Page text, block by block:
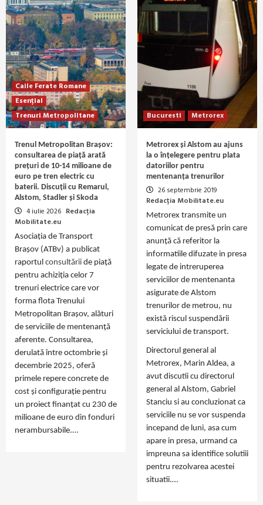
Caile Ferate Romane
Esențial
Trenuri Metropolitane
Trenul Metropolitan Brașov:
consultarea de piață arată
prețuri de 10-14 milioane de
euro pe tren electric cu
baterii. Discuții cu Remarul,
Alstom, Stadler și Skoda
4 iulie 2026 Redacția
Mobilitate.eu
Asociația de Transport
Brașov (ATBv) a publicat
raportul consultării de piață
pentru achiziția celor 7
trenuri electrice care vor
forma flota Trenului
Metropolitan Brașov, alături
de serviciile de mentenanță
aferente. Consultarea,
derulată între octombrie și
decembrie 2025, oferă
primele repere concrete de
cost și configurație pentru
un proiect finanțat cu 230 de
milioane de euro din fonduri
nerambursabile.…
Bucuresti Metrorex
Metrorex și Alstom au ajuns
la o înțelegere pentru plata
datoriilor pentru
mentenanța trenurilor
26 septembrie 2019
Redacția Mobilitate.eu
Metrorex transmite un
comunicat de presă prin care
anunță că referitor la
informatiile difuzate in presa
legate de intreruperea
serviciilor de mentenanta
asigurate de Alstom
trenurilor de metrou, nu
există riscul suspendării
serviciului de transport.
Directorul general al
Metrorex, Marin Aldea, a
avut discutii cu directorul
general al Alstom, Gabriel
Stanciu si au concluzionat ca
serviciile nu se vor suspenda
incepand de luni, asa cum
apare in presa, urmand ca
impreuna sa identifice solutiii
pentru rezolvarea acestei
situatii.…